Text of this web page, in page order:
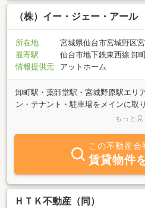
（株）イー・ジェー・アール
所在地
宮城県仙台市宮城野区
最寄駅
仙台市地下鉄東西線 卸
情報提供元
アットホーム
卸町駅・薬師堂駅・宮城野原駅エリ
ン・テナント・駐車場をメインに取
長年営んでいる地元の小さな不動産
もっと見
この不動産会
賃貸物件
ＨＴＫ不動産（同）